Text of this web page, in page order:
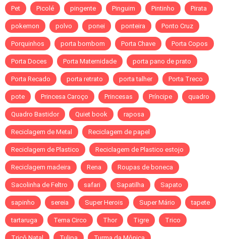
Pet Picolé pingente Pinguim Pintinho Pirata
pokemon polvo ponei ponteira Ponto Cruz
Porquinhos porta bombom Porta Chave Porta Copos
Porta Doces Porta Maternidade porta pano de prato
Porta Recado porta retrato porta talher Porta Treco
pote Princesa Caroço Princesas Príncipe quadro
Quadro Bastidor Quiet book raposa
Reciclagem de Metal Reciclagem de papel
Reciclagem de Plastico Reciclagem de Plastico estojo
Reciclagem madeira Rena Roupas de boneca
Sacolinha de Feltro safari Sapatilha Sapato
sapinho sereia Super Herois Super Mário tapete
tartaruga Tema Circo Thor Tigre Trico